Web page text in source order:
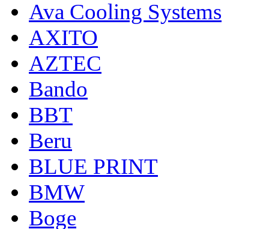
Ava Cooling Systems
AXITO
AZTEC
Bando
BBT
Beru
BLUE PRINT
BMW
Boge